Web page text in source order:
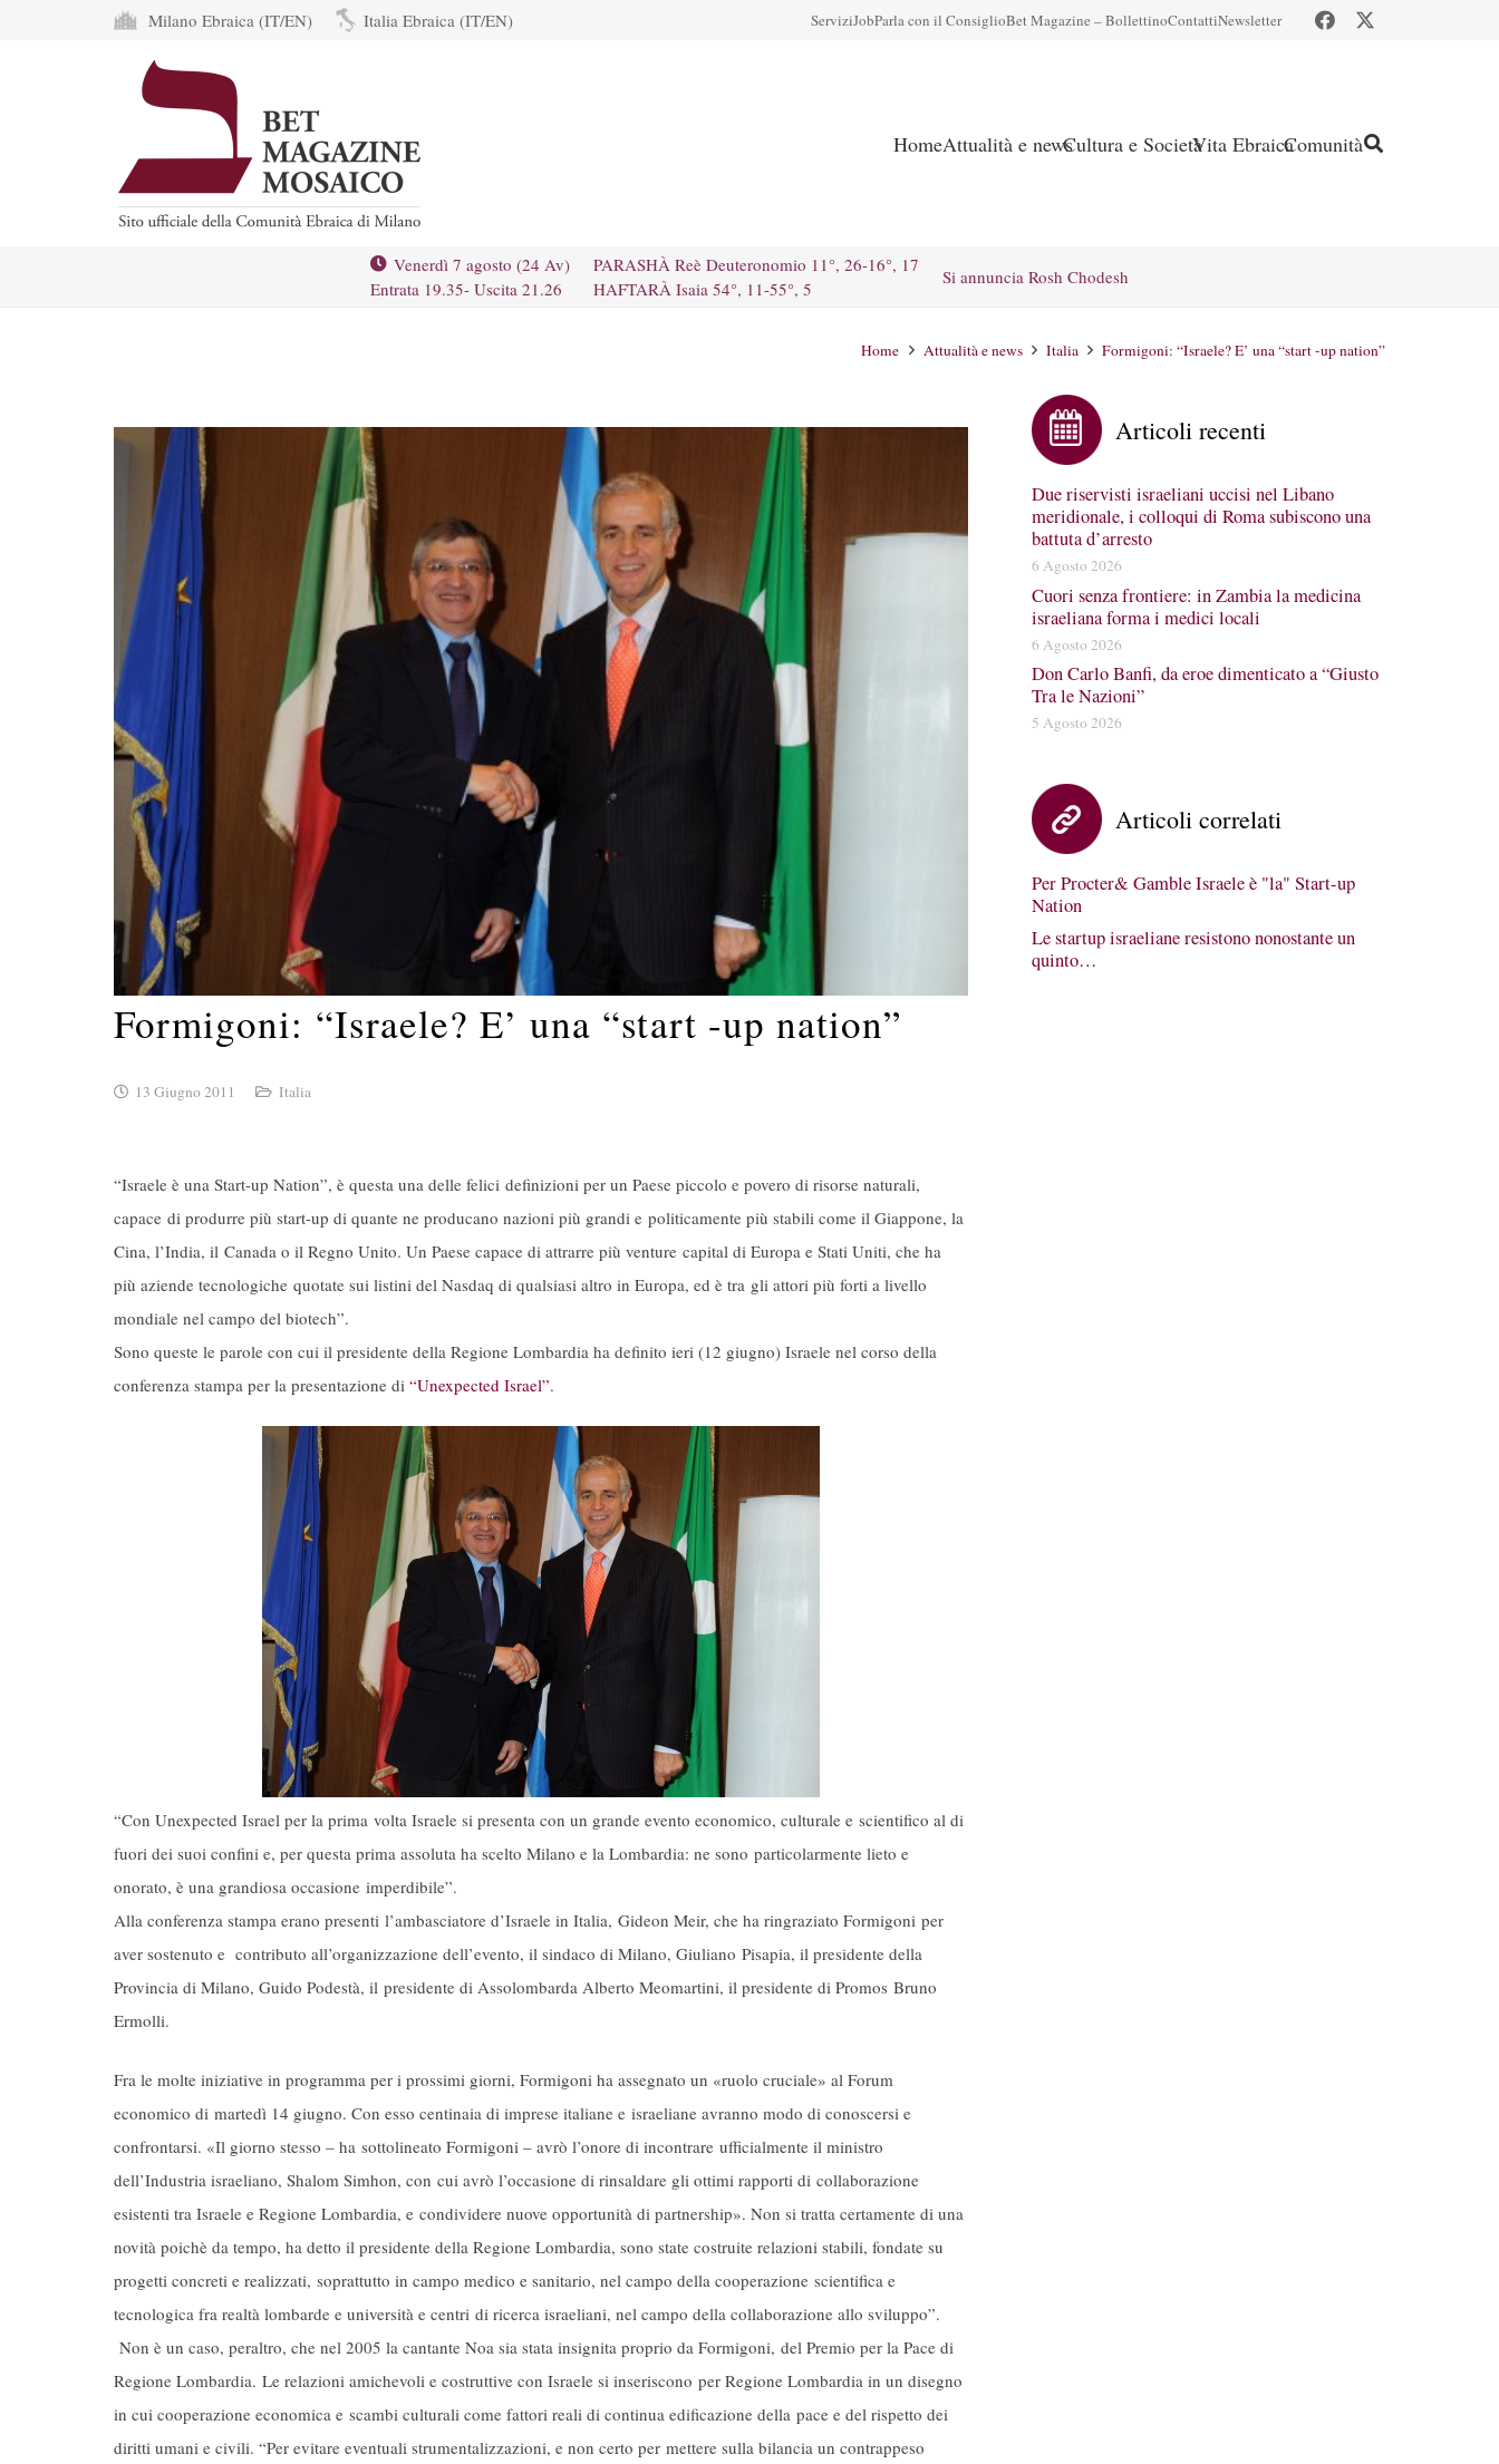
Milano Ebraica (IT/EN) Italia Ebraica (IT/EN) ServiziJobParla con il ConsiglioBet Magazine – BollettinoContattiNewsletter
HomeAttualità e newsCultura e SocietàVita EbraicaComunità
Venerdì 7 agosto (24 Av)
Entrata 19.35- Uscita 21.26
PARASHÀ Reè Deuteronomio 11°, 26-16°, 17
HAFTARÀ Isaia 54°, 11-55°, 5
Si annuncia Rosh Chodesh
Home Attualità e news Italia Formigoni: “Israele? E’ una “start -up nation”
Formigoni: “Israele? E’ una “start -up nation”
13 Giugno 2011 Italia
“Israele è una Start-up Nation”, è questa una delle felici definizioni per un Paese piccolo e povero di risorse naturali,
capace di produrre più start-up di quante ne producano nazioni più grandi e politicamente più stabili come il Giappone, la
Cina, l’India, il Canada o il Regno Unito. Un Paese capace di attrarre più venture capital di Europa e Stati Uniti, che ha
più aziende tecnologiche quotate sui listini del Nasdaq di qualsiasi altro in Europa, ed è tra gli attori più forti a livello
mondiale nel campo del biotech”.
Sono queste le parole con cui il presidente della Regione Lombardia ha definito ieri (12 giugno) Israele nel corso della
conferenza stampa per la presentazione di “Unexpected Israel”.
“Con Unexpected Israel per la prima volta Israele si presenta con un grande evento economico, culturale e scientifico al di
fuori dei suoi confini e, per questa prima assoluta ha scelto Milano e la Lombardia: ne sono particolarmente lieto e
onorato, è una grandiosa occasione imperdibile”.
Alla conferenza stampa erano presenti l’ambasciatore d’Israele in Italia, Gideon Meir, che ha ringraziato Formigoni per
aver sostenuto e contributo all’organizzazione dell’evento, il sindaco di Milano, Giuliano Pisapia, il presidente della
Provincia di Milano, Guido Podestà, il presidente di Assolombarda Alberto Meomartini, il presidente di Promos Bruno
Ermolli.
Fra le molte iniziative in programma per i prossimi giorni, Formigoni ha assegnato un «ruolo cruciale» al Forum
economico di martedì 14 giugno. Con esso centinaia di imprese italiane e israeliane avranno modo di conoscersi e
confrontarsi. «Il giorno stesso – ha sottolineato Formigoni – avrò l’onore di incontrare ufficialmente il ministro
dell’Industria israeliano, Shalom Simhon, con cui avrò l’occasione di rinsaldare gli ottimi rapporti di collaborazione
esistenti tra Israele e Regione Lombardia, e condividere nuove opportunità di partnership». Non si tratta certamente di una
novità poichè da tempo, ha detto il presidente della Regione Lombardia, sono state costruite relazioni stabili, fondate su
progetti concreti e realizzati, soprattutto in campo medico e sanitario, nel campo della cooperazione scientifica e
tecnologica fra realtà lombarde e università e centri di ricerca israeliani, nel campo della collaborazione allo sviluppo”.
Non è un caso, peraltro, che nel 2005 la cantante Noa sia stata insignita proprio da Formigoni, del Premio per la Pace di
Regione Lombardia. Le relazioni amichevoli e costruttive con Israele si inseriscono per Regione Lombardia in un disegno
in cui cooperazione economica e scambi culturali come fattori reali di continua edificazione della pace e del rispetto dei
diritti umani e civili. “Per evitare eventuali strumentalizzazioni, e non certo per mettere sulla bilancia un contrappeso
Articoli recenti
Due riservisti israeliani uccisi nel Libano
meridionale, i colloqui di Roma subiscono una
battuta d’arresto
6 Agosto 2026
Cuori senza frontiere: in Zambia la medicina
israeliana forma i medici locali
6 Agosto 2026
Don Carlo Banfi, da eroe dimenticato a “Giusto
Tra le Nazioni”
5 Agosto 2026
Articoli correlati
Per Procter& Gamble Israele è "la" Start-up
Nation
Le startup israeliane resistono nonostante un
quinto…